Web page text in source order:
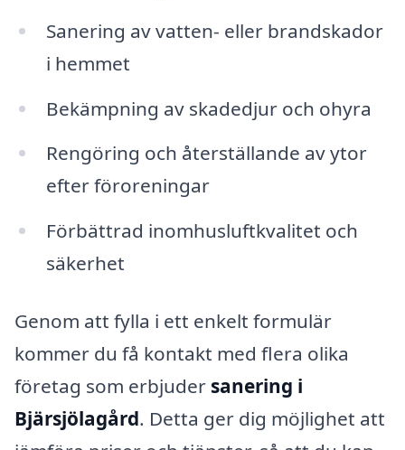
Sanering av vatten- eller brandskador
i hemmet
Bekämpning av skadedjur och ohyra
Rengöring och återställande av ytor
efter föroreningar
Förbättrad inomhusluftkvalitet och
säkerhet
Genom att fylla i ett enkelt formulär
kommer du få kontakt med flera olika
företag som erbjuder sanering i
Bjärsjölagård. Detta ger dig möjlighet att